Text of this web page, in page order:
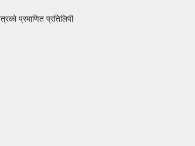
प्रमाणित प्रतिलिपी